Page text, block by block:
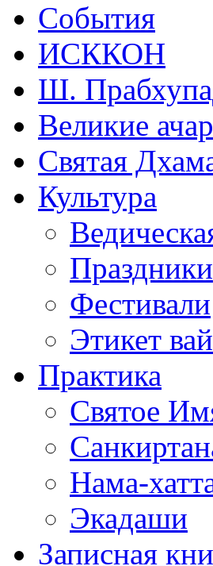
События
ИСККОН
Ш.
Великие
Святая
Культура
Праздники
Фестивали
Этикет
Практика
Святое
Нама-
Экадаши
Записная